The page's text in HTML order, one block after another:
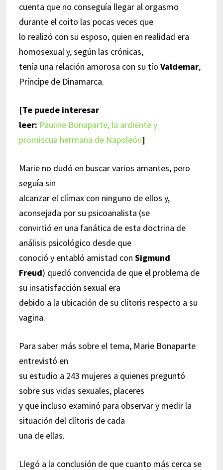
cuenta que no conseguía llegar al orgasmo
durante el coito las pocas veces que
lo realizó con su esposo, quien en realidad era
homosexual y, según las crónicas,
tenía una relación amorosa con su tío Valdemar,
Príncipe de Dinamarca.
[Te puede interesar
leer: Pauline Bonaparte, la ardiente y
promiscua hermana de Napoleón]
Marie no dudó en buscar varios amantes, pero
seguía sin
alcanzar el clímax con ninguno de ellos y,
aconsejada por su psicoanalista (se
convirtió en una fanática de esta doctrina de
análisis psicológico desde que
conoció y entabló amistad con Sigmund
Freud) quedó convencida de que el problema de
su insatisfacción sexual era
debido a la ubicación de su clítoris respecto a su
vagina.
Para saber más sobre el tema, Marie Bonaparte
entrevistó en
su estudio a 243 mujeres a quienes preguntó
sobre sus vidas sexuales, placeres
y que incluso examinó para observar y medir la
situación del clítoris de cada
una de ellas.
Llegó a la conclusión de que cuanto más cerca se